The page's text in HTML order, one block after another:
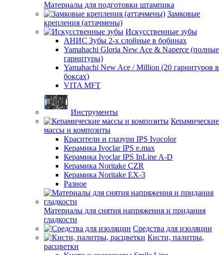
Материалы для подготовки штампика
Замковые
крепления (аттачмены)
Искусственные зубы
АНИС Зубы 2-х слойные в бобинах
Yamahachi Gloria New Ace & Naperce (полные
гарнитуры)
Yamahachi New Ace / Million (20 гарнитуров в
боксах)
VITA MFT
Инструменты
Керамические
массы и композиты
Красители и глазури IPS Ivocolor
Керамика Ivoclar IPS e.max
Керамика Ivoclar IPS InLine A-D
Керамика Noritake CZR
Керамика Noritake EX-3
Разное
Материалы для снятия напряжения и придания
гладкости
Средства для изоляции
Кисти, палитры,
расцветки